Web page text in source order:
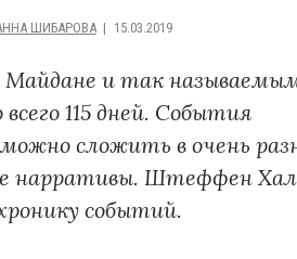
ШИБАРОВА 15.03.2019
Майдане и так
115 дней. События
сложить в очень
нарративы. Штеффен
событий.